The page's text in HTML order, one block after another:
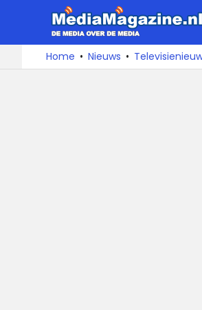
naar
De
media
over
Home Nieuws